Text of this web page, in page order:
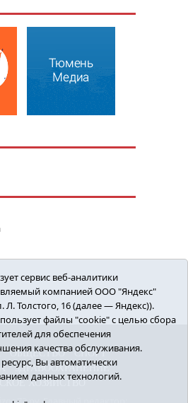
ОБЩЕСТВО
СПОРТ
ЗДРАВООХРАНЕНИЕ
ХОЗЯЙСТВО
сервис веб-аналитики
компанией ООО "Яндекс"
Л. Толстого, 16 (далее — Яндекс)).
файлы "cookie" с целью сбора
для обеспечения
качества обслуживания.
Вы автоматически
данных технологий.